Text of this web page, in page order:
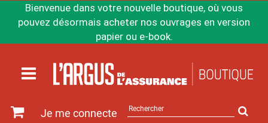
Bienvenue dans votre nouvelle boutique, où vous
pouvez désormais acheter nos ouvrages en version
papier ou e-book.
Je me connecte
Rechercher
sur